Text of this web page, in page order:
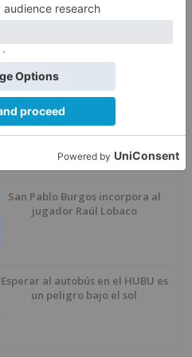
LO ÚLTIMO
Felix Gall ganador de la Vuelta a
Burgos 2026
San Pablo Burgos incorpora al
jugador Raúl Lobaco
Esperar al autobús en el HUBU es
un peligro bajo el sol